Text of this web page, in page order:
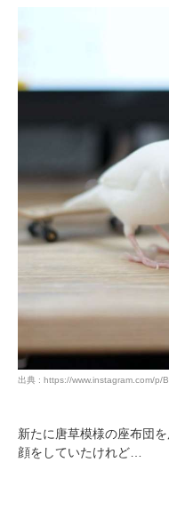
出典 : https://www.instagram.com/p/
新たに唐草模様の座布団
顔をしていたけれど…
pecodogs
いぬ部をフォロ
PECOアプ